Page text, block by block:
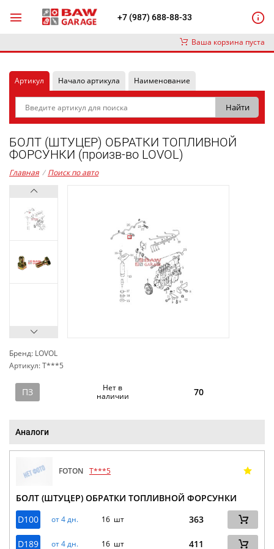
+7 (987) 688-88-33
Ваша корзина пуста
Артикул Начало артикула Наименование
БОЛТ (ШТУЦЕР) ОБРАТКИ ТОПЛИВНОЙ
ФОРСУНКИ (произв-во LOVOL)
Главная / Поиск по авто
Бренд: LOVOL
Артикул: T***5
ПЗ
Нет в
наличии
70
Аналоги
FOTON T***5
БОЛТ (ШТУЦЕР) ОБРАТКИ ТОПЛИВНОЙ ФОРСУНКИ
D100
от 4 дн. 16 шт 363
D189 от 4 дн. 16 шт 411